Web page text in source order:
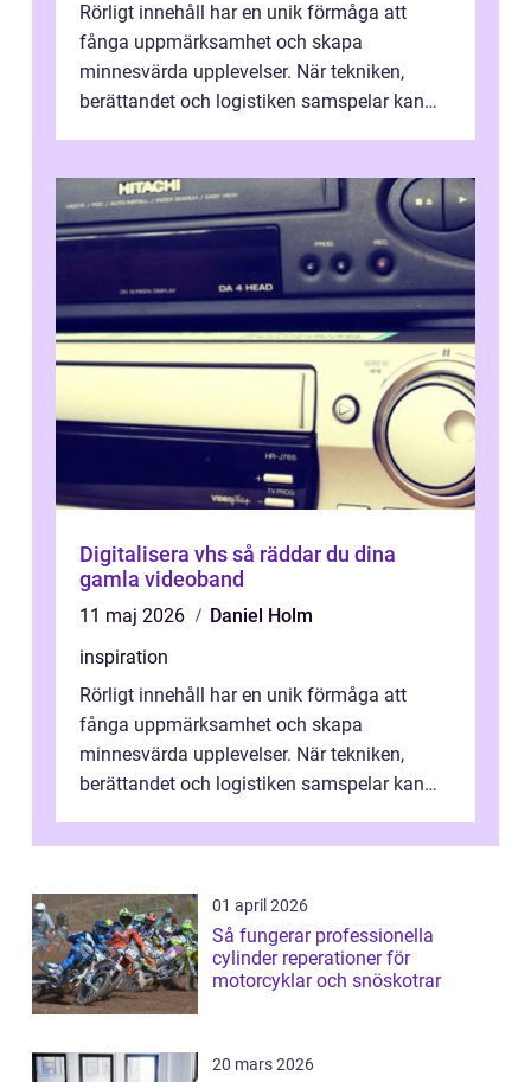
Rörligt innehåll har en unik förmåga att
fånga uppmärksamhet och skapa
minnesvärda upplevelser. När tekniken,
berättandet och logistiken samspelar kan
Digitalisera vhs så räddar du dina
gamla videoband
11 maj 2026
Daniel Holm
inspiration
Rörligt innehåll har en unik förmåga att
fånga uppmärksamhet och skapa
minnesvärda upplevelser. När tekniken,
berättandet och logistiken samspelar kan
01 april 2026
Så fungerar professionella
cylinder reperationer för
motorcyklar och snöskotrar
20 mars 2026